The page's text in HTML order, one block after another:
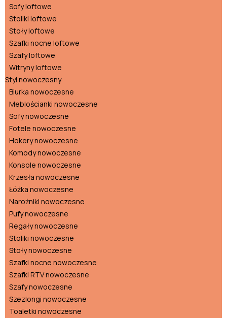
Sofy loftowe
Stoliki loftowe
Stoły loftowe
Szafki nocne loftowe
Szafy loftowe
Witryny loftowe
Styl nowoczesny
Biurka nowoczesne
Meblościanki nowoczesne
Sofy nowoczesne
Fotele nowoczesne
Hokery nowoczesne
Komody nowoczesne
Konsole nowoczesne
Krzesła nowoczesne
Łóżka nowoczesne
Narożniki nowoczesne
Pufy nowoczesne
Regały nowoczesne
Stoliki nowoczesne
Stoły nowoczesne
Szafki nocne nowoczesne
Szafki RTV nowoczesne
Szafy nowoczesne
Szezlongi nowoczesne
Toaletki nowoczesne